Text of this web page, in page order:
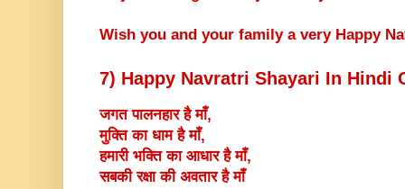
Wish you and your family a very Happy
7) Happy Navratri Shayari In Hindi
जगत पालनहार है माँ,
मुक्ति का धाम है माँ,
हमारी भक्ति का आधार है माँ,
सबकी रक्षा की अवतार है माँ